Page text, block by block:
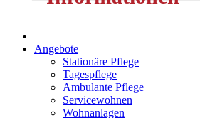
Angebote
Stationäre Pflege
Tagespflege
Ambulante Pflege
Servicewohnen
Wohnanlagen